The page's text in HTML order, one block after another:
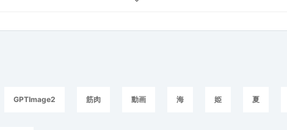
GPTImage2 筋肉 動画 海 姫 夏